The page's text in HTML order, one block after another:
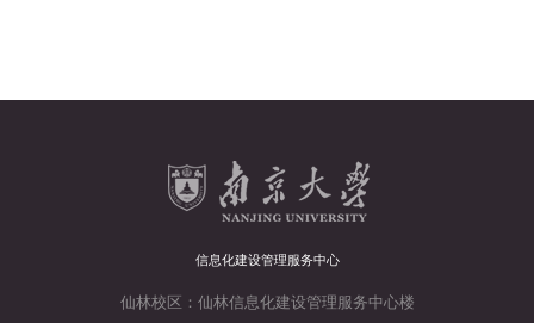
信息化建设管理服务中心
仙林校区：仙林信息化建设管理服务中心楼